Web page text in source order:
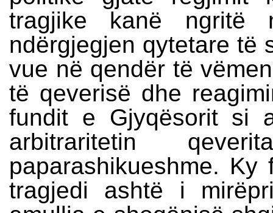
tragjike kanë
ndërgjegjen qytetare të
vue në qendër të
të qeverisë dhe
fundit e Gjyqësorit si
arbitraritetin
paparashikueshme.
tragjedi ashtë i